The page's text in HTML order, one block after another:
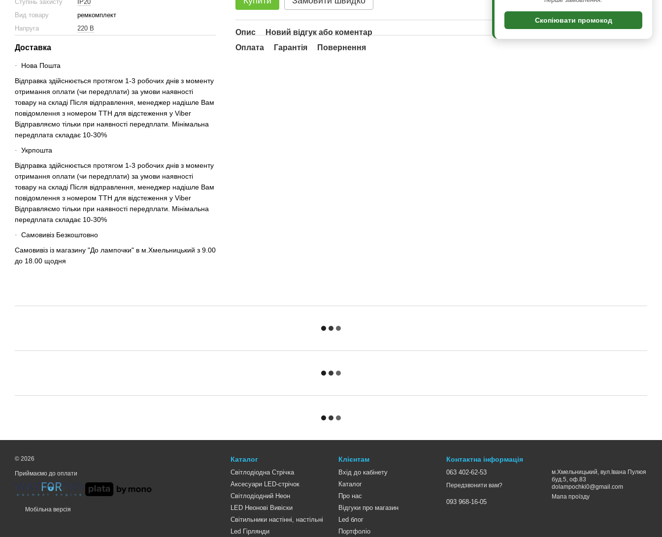
Ступінь захисту
IP20
Вид товару
ремкомплект
Напруга
220 В
Доставка
·
Нова Пошта
Відправка здійснюється протягом 1-3 робочих днів з моменту
отримання оплати (чи передплати) за умови наявності
товару на складі Після відправлення, менеджер надішле Вам
повідомлення з номером ТТН для відстеження у Viber
Відправляємо тільки при наявності передплати. Мінімальна
передплата складає 10-30%
·
Укрпошта
Відправка здійснюється протягом 1-3 робочих днів з моменту
отримання оплати (чи передплати) за умови наявності
товару на складі Після відправлення, менеджер надішле Вам
повідомлення з номером ТТН для відстеження у Viber
Відправляємо тільки при наявності передплати. Мінімальна
передплата складає 10-30%
·
Самовивіз Безкоштовно
Самовивіз із магазину "До лампочки" в м.Хмельницький з 9.00
до 18.00 щодня
Опис
Новий відгук або коментар
Оплата
Гарантія Повернення
© 2026
Приймаємо до оплати
Мобільна версія
Каталог
Світлодіодна Стрічка
Аксесуари LED-стрічок
Світлодіодний Неон
LED Неонові Вивіски
Світильники настінні, настільні
Led Гірлянди
Клієнтам
Вхід до кабінету
Каталог
Про нас
Відгуки про магазин
Led блог
Портфоліо
Контактна інформація
063 402-62-53
Передзвонити вам?
093 968-16-05
м.Хмельницький, вул.Івана Пулюя
буд.5, оф.83
dolampochki0@gmail.com
Мапа проїзду
Скопіювати промокод